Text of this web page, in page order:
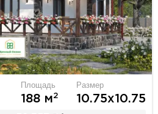
Площадь
188 м2
Размер
10.75х10.75